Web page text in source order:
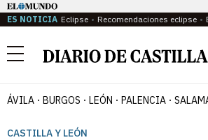
ES NOTICIA Eclipse Recomendaciones eclipse
Menú
ÁVILA BURGOS LEÓN PALENCIA
CASTILLA Y LEÓN